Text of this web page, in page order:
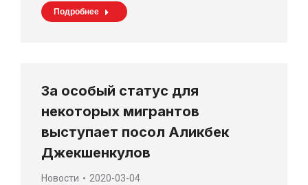
Подробнее
За особый статус для
некоторых мигрантов
выступает посол Аликбек
Джекшенкулов
Новости 2020-03-04